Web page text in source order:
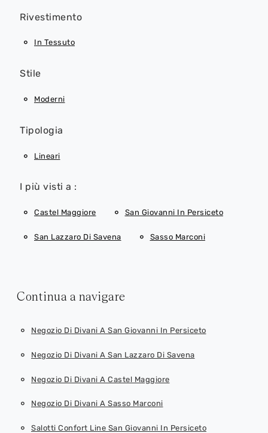
Rivestimento
In Tessuto
Stile
Moderni
Tipologia
Lineari
I più visti a :
Castel Maggiore San Giovanni In Persiceto
San Lazzaro Di Savena Sasso Marconi
Continua a navigare
Negozio Di Divani A San Giovanni In Persiceto
Negozio Di Divani A San Lazzaro Di Savena
Negozio Di Divani A Castel Maggiore
Negozio Di Divani A Sasso Marconi
Salotti Confort Line San Giovanni In Persiceto